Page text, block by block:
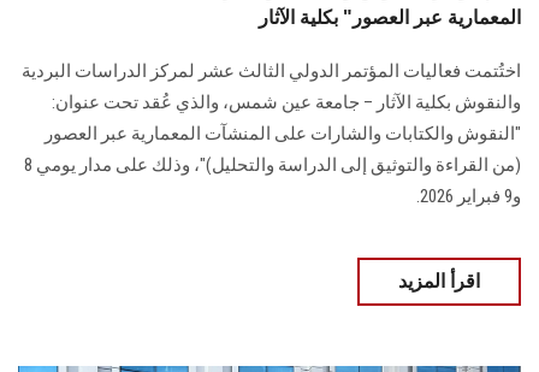
المعمارية عبر العصور" بكلية الآثار
اختُتمت فعاليات المؤتمر الدولي الثالث عشر لمركز الدراسات البردية
والنقوش بكلية الآثار – جامعة عين شمس، والذي عُقد تحت عنوان:
"النقوش والكتابات والشارات على المنشآت المعمارية عبر العصور
(من القراءة والتوثيق إلى الدراسة والتحليل)"، وذلك على مدار يومي 8
و9 فبراير 2026.
اقرأ المزيد